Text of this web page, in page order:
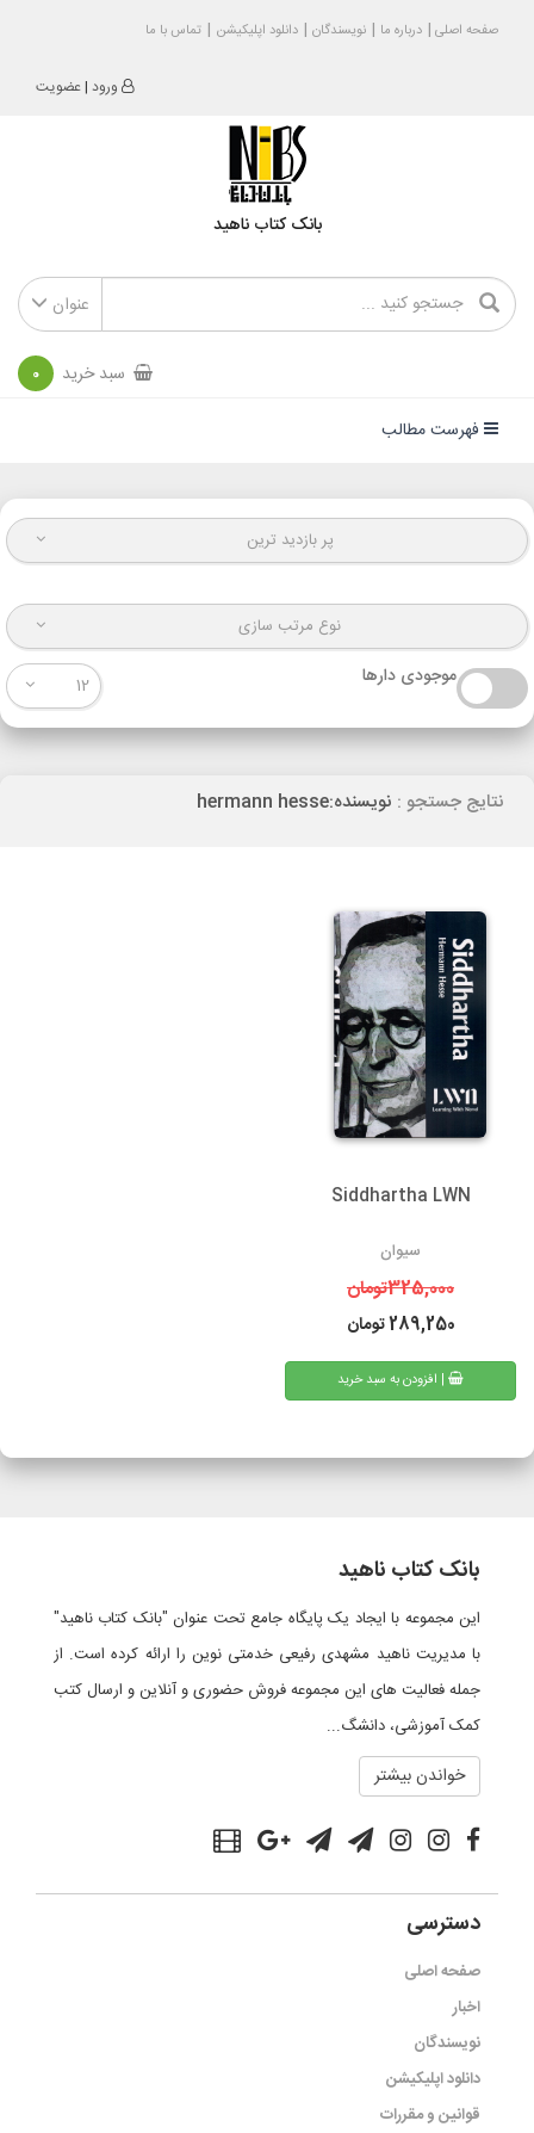
صفحه اصلی درباره ما نویسندگان دانلود اپلیکیشن تماس با ما
ورود |عضویت
بانک کتاب ناهید
عنوان
سبد خرید 0
فهرست مطالب
پر بازدید ترین
نوع مرتب سازی
موجودی دارها 12
نتایج جستجو : نویسنده:hermann hesse
Siddhartha LWN
سیوان
325,000تومان
289,250تومان
| افزودن به سبد خرید
بانک کتاب ناهید
این مجموعه با ایجاد یک پایگاه جامع تحت عنوان "بانک کتاب ناهید"
با مدیریت ناهید مشهدی رفیعی خدمتی نوین را ارائه کرده است. از
جمله فعالیت های این مجموعه فروش حضوری و آنلاین و ارسال کتب
کمک آموزشی، دانشگ...
خواندن بیشتر
دسترسی
صفحه اصلی
اخبار
نویسندگان
دانلود اپلیکیشن
قوانین و مقررات